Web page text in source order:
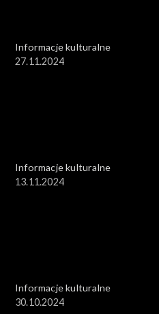
Informacje kulturalne
27.11.2024
Informacje kulturalne
13.11.2024
Informacje kulturalne
30.10.2024